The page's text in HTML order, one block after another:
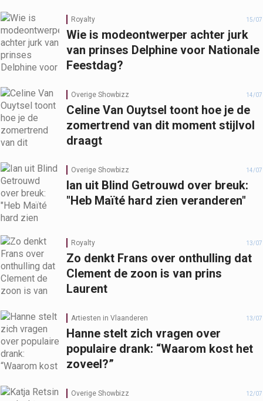
Royalty 15/07
Wie is modeontwerper achter jurk
van prinses Delphine voor Nationale
Feestdag?
Overige Showbizz 14/07
Celine Van Ouytsel toont hoe je de
zomertrend van dit moment stijlvol
draagt
Overige Showbizz 14/07
Ian uit Blind Getrouwd over breuk:
"Heb Maïté hard zien veranderen"
Royalty 13/07
Zo denkt Frans over onthulling dat
Clement de zoon is van prins
Laurent
Artiesten in Vlaanderen 13/07
Hanne stelt zich vragen over
populaire drank: “Waarom kost het
zoveel?”
Overige Showbizz 12/07